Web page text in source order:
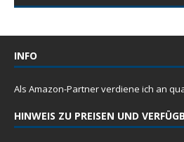
INFO
Als Amazon-Partner verdiene ich an
HINWEIS ZU PREISEN UND